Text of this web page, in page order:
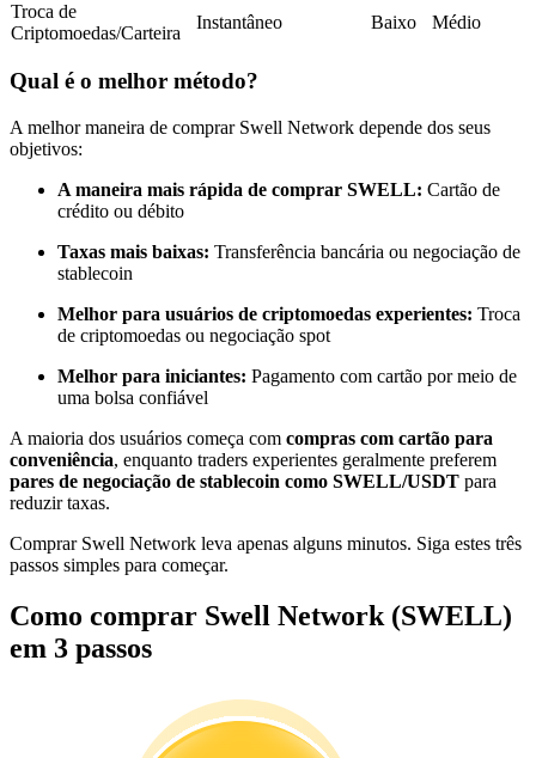
Informação
Análise de big data, incluindo informações comerciais, etc.
Guia
Troca de
Criptomoedas/Carteira
Instantâneo Baixo Médio
Qual é o melhor método?
A melhor maneira de comprar Swell Network depende dos seus
objetivos:
A maneira mais rápida de comprar SWELL: Cartão de
crédito ou débito
Taxas mais baixas: Transferência bancária ou negociação de
stablecoin
Melhor para usuários de criptomoedas experientes: Troca
de criptomoedas ou negociação spot
Melhor para iniciantes: Pagamento com cartão por meio de
uma bolsa confiável
A maioria dos usuários começa com compras com cartão para
conveniência, enquanto traders experientes geralmente preferem
pares de negociação de stablecoin como SWELL/USDT para
reduzir taxas.
Comprar Swell Network leva apenas alguns minutos. Siga estes três
passos simples para começar.
Como comprar Swell Network (SWELL)
em 3 passos